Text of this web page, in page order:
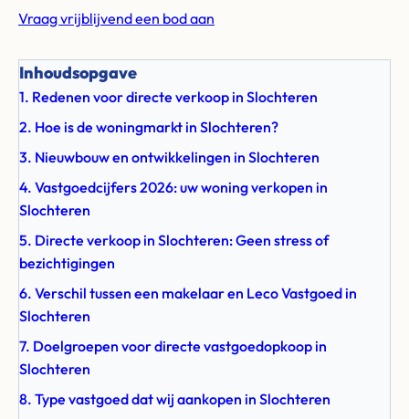
Vraag vrijblijvend een bod aan
Inhoudsopgave
1. Redenen voor directe verkoop in Slochteren
2. Hoe is de woningmarkt in Slochteren?
3. Nieuwbouw en ontwikkelingen in Slochteren
4. Vastgoedcijfers 2026: uw woning verkopen in
Slochteren
5. Directe verkoop in Slochteren: Geen stress of
bezichtigingen
6. Verschil tussen een makelaar en Leco Vastgoed in
Slochteren
7. Doelgroepen voor directe vastgoedopkoop in
Slochteren
8. Type vastgoed dat wij aankopen in Slochteren